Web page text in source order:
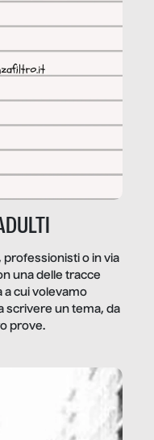
o in via
una delle tracce
a cui volevamo
scrivere un tema, da
prove.